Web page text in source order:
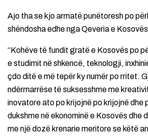
Ajo tha se kjo armatë punëtoresh po
shëndosha edhe nga Qeveria e
“Kohëve të fundit gratë e Kosovës po
e studimit në shkencë, teknologji,
çdo ditë e më tepër ky numër po rritet.
ndërmarrëse të suksesshme me
inovatore ato po krijojnë po krijojnë dhe
dukshme në ekonominë e Kosovës dhe
me një dozë krenarie meritore se këtë